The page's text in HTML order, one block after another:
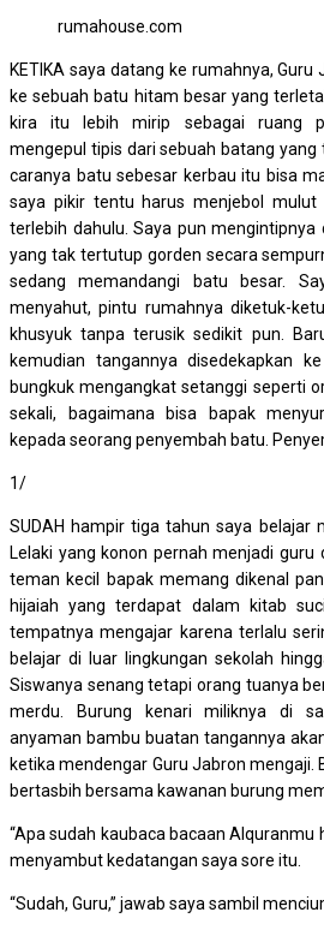
rumahouse.com
KETIKA saya datang ke rumahnya,
ke sebuah batu hitam besar yang
kira itu lebih mirip sebagai ruang
mengepul tipis dari sebuah batang yang
caranya batu sebesar kerbau itu bisa
saya pikir tentu harus menjebol
terlebih dahulu. Saya pun mengintipnya
yang tak tertutup gorden secara
sedang memandangi batu besar.
menyahut, pintu rumahnya diketuk-
khusyuk tanpa terusik sedikit pun.
kemudian tangannya disedekapkan
bungkuk mengangkat setanggi seperti
sekali, bagaimana bisa bapak
kepada seorang penyembah batu.
1/
SUDAH hampir tiga tahun saya belajar
Lelaki yang konon pernah menjadi guru
teman kecil bapak memang dikenal
hijaiah yang terdapat dalam kitab
tempatnya mengajar karena terlalu
belajar di luar lingkungan sekolah
Siswanya senang tetapi orang tuanya
merdu. Burung kenari miliknya di
anyaman bambu buatan tangannya
ketika mendengar Guru Jabron mengaji.
bertasbih bersama kawanan burung
“Apa sudah kaubaca bacaan Alquranmu
menyambut kedatangan saya sore itu.
“Sudah, Guru,” jawab saya sambil